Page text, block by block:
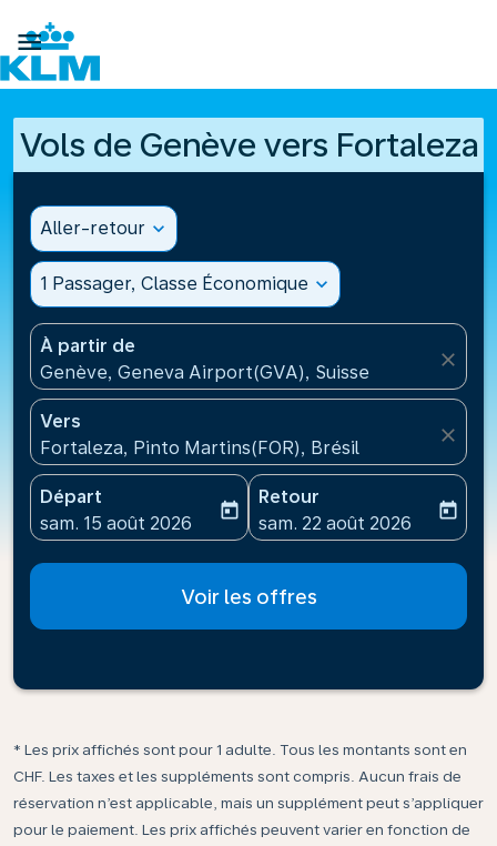

Vols de Genève vers Fortaleza
Aller-retour expand_more
1 Passager, Classe Économique expand_more
À partir de
Genève, Geneva Airport(GVA), Suisse
close
Vers
Fortaleza, Pinto Martins(FOR), Brésil
close
Départ
fc-booking-departure-date-aria-label
sam. 15 août 2026
today
Retour
fc-booking-return-date-
sam. 22 août 2026
today
Voir les offres
* Les prix affichés sont pour 1 adulte. Tous les montants sont en
CHF. Les taxes et les suppléments sont compris. Aucun frais de
réservation n’est applicable, mais un supplément peut s’appliquer
pour le paiement. Les prix affichés peuvent varier en fonction de